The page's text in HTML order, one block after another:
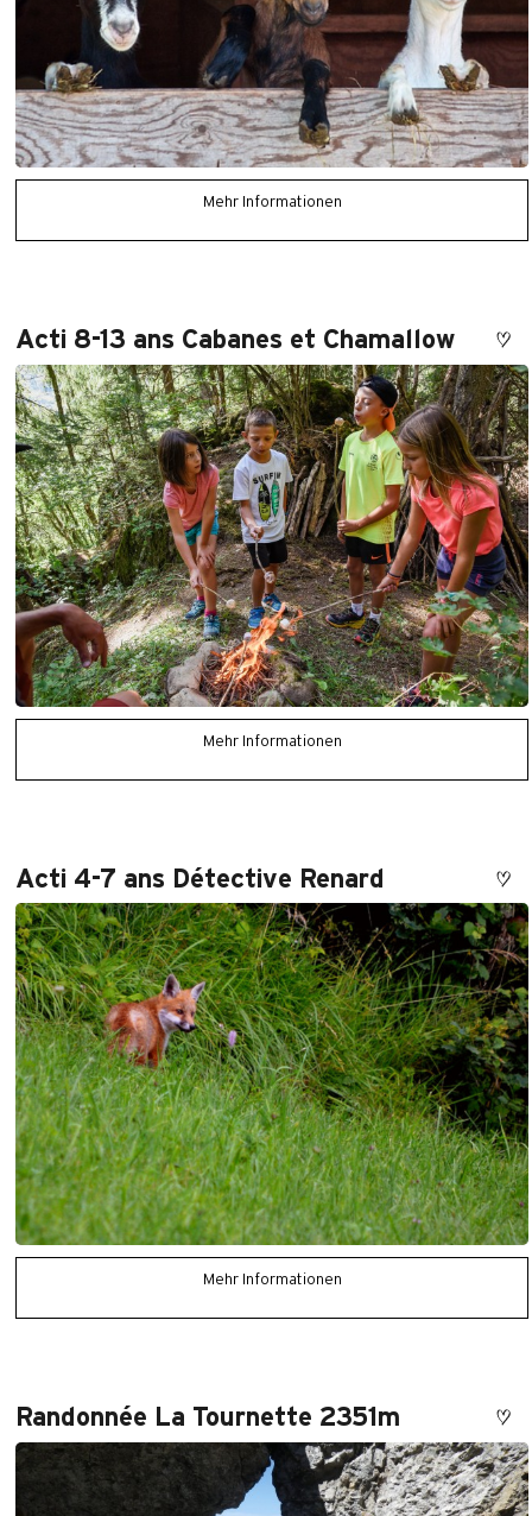
Mehr Informationen
Acti 8-13 ans Cabanes et Chamallow
Mehr Informationen
Acti 4-7 ans Détective Renard
Mehr Informationen
Randonnée La Tournette 2351m